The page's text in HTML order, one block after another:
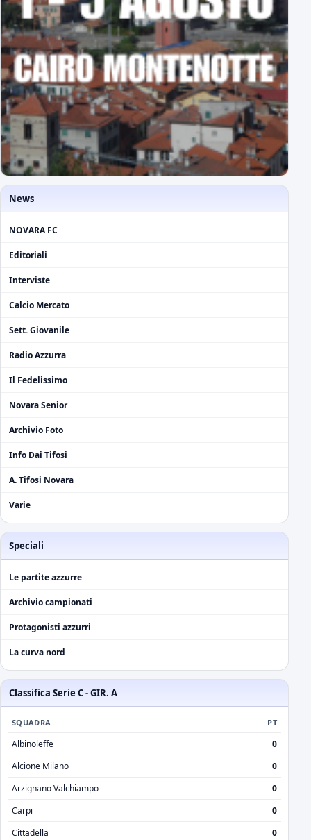
News
NOVARA FC
Editoriali
Interviste
Calcio Mercato
Sett. Giovanile
Radio Azzurra
Il Fedelissimo
Novara Senior
Archivio Foto
Info Dai Tifosi
A. Tifosi Novara
Varie
Speciali
Le partite azzurre
Archivio campionati
Protagonisti azzurri
La curva nord
Classifica Serie C - GIR. A
SQUADRA PT
Albinoleffe
0
Alcione Milano
0
Arzignano Valchiampo
0
Carpi
0
Cittadella
0